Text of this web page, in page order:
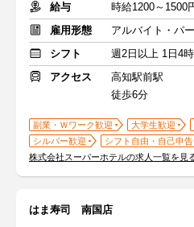
給与
時給1200～1500
雇用形態
アルバイト・パ
シフト
週2日以上 1日4
アクセス
高知駅前駅
徒歩6分
副業・Ｗワーク歓迎 大学生歓迎
シルバー歓迎
シフト自由・自己申告
株式会社スーパーホテルの求人一覧を見
はま寿司 南国店